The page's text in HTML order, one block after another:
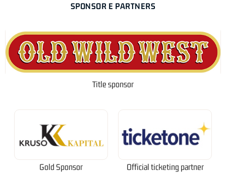
SPONSOR E PARTNERS
Title sponsor
Gold Sponsor Official ticketing partner